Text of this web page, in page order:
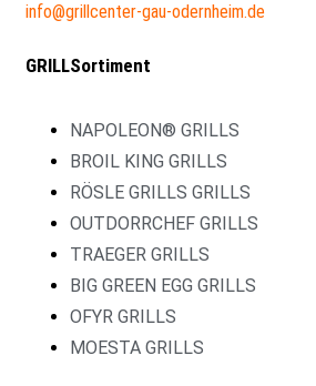
info@grillcenter-gau-odernheim.de
GRILLSortiment
NAPOLEON® GRILLS
BROIL KING GRILLS
RÖSLE GRILLS GRILLS
OUTDORRCHEF GRILLS
TRAEGER GRILLS
BIG GREEN EGG GRILLS
OFYR GRILLS
MOESTA GRILLS